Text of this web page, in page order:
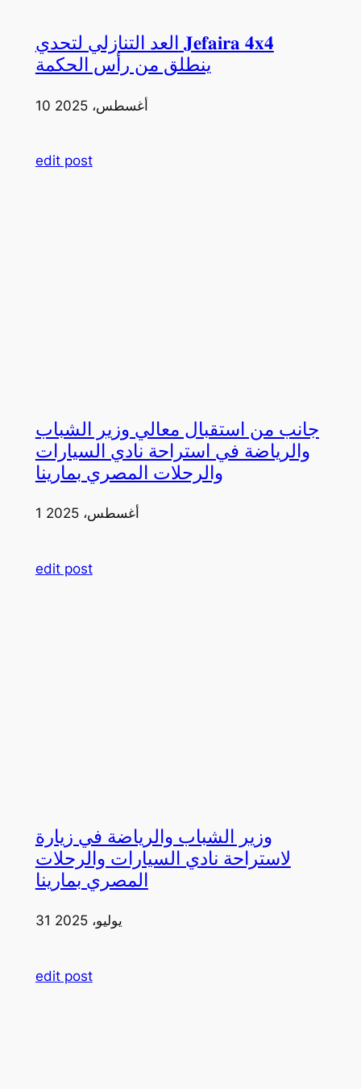
العد التنازلي لتحدي 𝐉𝐞𝐟𝐚𝐢𝐫𝐚 𝟒𝐱𝟒
ينطلق من رأس الحكمة
10 أغسطس، 2025
edit post
جانب من استقبال معالي وزير الشباب
والرياضة في استراحة نادي السيارات
والرحلات المصري بمارينا
1 أغسطس، 2025
edit post
وزير الشباب والرياضة في زيارة
لاستراحة نادي السيارات والرحلات
المصري بمارينا
31 يوليو، 2025
edit post